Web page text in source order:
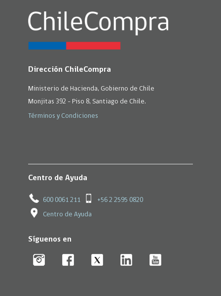
Dirección ChileCompra
Ministerio de Hacienda, Gobierno de Chile
Monjitas 392 - Piso 8, Santiago de Chile.
Términos y Condiciones
Centro de Ayuda
600 0061 211 +56 2 2595 0820
Centro de Ayuda
Síguenos en